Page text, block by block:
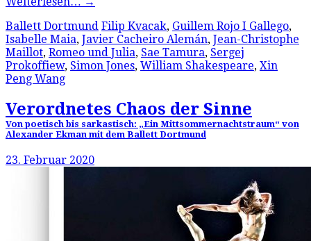
Ballett Dortmund Filip Kvacak, Guillem Rojo I Gallego,
Isabelle Maia, Javier Cacheiro Alemán, Jean-Christophe
Maillot, Romeo und Julia, Sae Tamura, Sergej
Prokoffiew, Simon Jones, William Shakespeare, Xin
Peng Wang
Verordnetes Chaos der Sinne
Von poetisch bis sarkastisch: „Ein Mittsommernachtstraum“ von
Alexander Ekman mit dem Ballett Dortmund
23. Februar 2020